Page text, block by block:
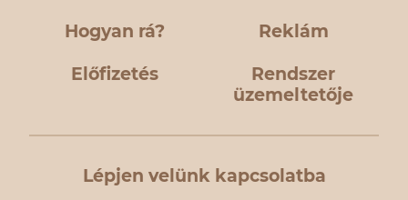
Hogyan rá? Reklám
Előfizetés
Rendszer
üzemeltetője
Lépjen velünk kapcsolatba